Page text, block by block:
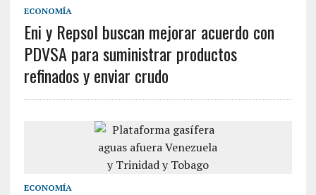
ECONOMÍA
Eni y Repsol buscan mejorar acuerdo con
PDVSA para suministrar productos
refinados y enviar crudo
ECONOMÍA